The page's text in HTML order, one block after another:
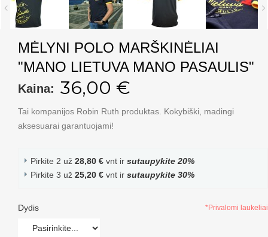
MĖLYNI POLO MARŠKINĖLIAI
"MANO LIETUVA MANO PASAULIS"
Kaina: 36,00 €
Tai kompanijos Robin Ruth produktas. Kokybiški, madingi
aksesuarai garantuojami!
Pirkite 2 už 28,80 € vnt ir sutaupykite 20%
Pirkite 3 už 25,20 € vnt ir sutaupykite 30%
Dydis *Privalomi laukeliai